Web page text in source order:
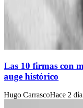
Las 10 firmas con
auge histórico
Hugo CarrascoHace 2